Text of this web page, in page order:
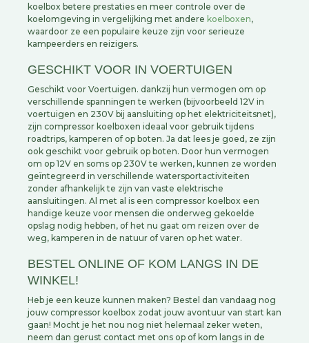
koelbox betere prestaties en meer controle over de
koelomgeving in vergelijking met andere koelboxen,
waardoor ze een populaire keuze zijn voor serieuze
kampeerders en reizigers.
GESCHIKT VOOR IN VOERTUIGEN
Geschikt voor Voertuigen. dankzij hun vermogen om op
verschillende spanningen te werken (bijvoorbeeld 12V in
voertuigen en 230V bij aansluiting op het elektriciteitsnet),
zijn compressor koelboxen ideaal voor gebruik tijdens
roadtrips, kamperen of op boten. Ja dat lees je goed, ze zijn
ook geschikt voor gebruik op boten. Door hun vermogen
om op 12V en soms op 230V te werken, kunnen ze worden
geïntegreerd in verschillende watersportactiviteiten
zonder afhankelijk te zijn van vaste elektrische
aansluitingen. Al met al is een compressor koelbox een
handige keuze voor mensen die onderweg gekoelde
opslag nodig hebben, of het nu gaat om reizen over de
weg, kamperen in de natuur of varen op het water.
BESTEL ONLINE OF KOM LANGS IN DE
WINKEL!
Heb je een keuze kunnen maken? Bestel dan vandaag nog
jouw compressor koelbox zodat jouw avontuur van start kan
gaan! Mocht je het nou nog niet helemaal zeker weten,
neem dan gerust contact met ons op of kom langs in de